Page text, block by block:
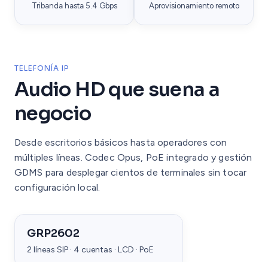
Tribanda hasta 5.4 Gbps Aprovisionamiento remoto
TELEFONÍA IP
Audio HD que suena a
negocio
Desde escritorios básicos hasta operadores con
múltiples líneas. Codec Opus, PoE integrado y gestión
GDMS para desplegar cientos de terminales sin tocar
configuración local.
GRP2602
2 líneas SIP · 4 cuentas · LCD · PoE